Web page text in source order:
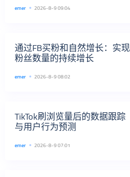
emer 2026-8-9 09:04
通过FB买粉和自然增长：实现
粉丝数量的持续增长
emer 2026-8-9 08:02
TikTok刷浏览量后的数据跟踪
与用户行为预测
emer 2026-8-9 07:01